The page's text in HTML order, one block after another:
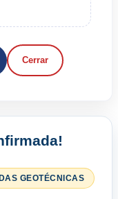
Cerrar
GEOTÉCNICAS